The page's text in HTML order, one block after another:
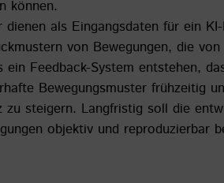
können.
dienen als Eingangsdaten für ein
von Bewegungen, die
ein Feedback-System entstehen,
Bewegungsmuster frühzeitig
zu steigern. Langfristig soll die
objektiv und reproduzierbar